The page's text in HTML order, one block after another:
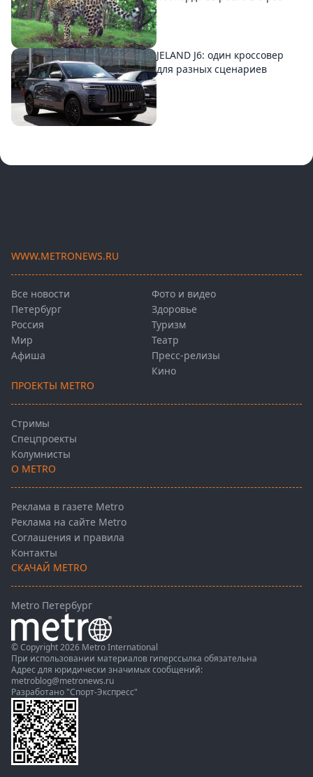
JELAND J6: один кроссовер
для разных сценариев
WWW.METRONEWS.RU
Все новости
Петербург
Россия
Мир
Афиша
Фото и видео
Здоровье
Туризм
Театр
Пресс-релизы
Кино
ПРОЕКТЫ METRO
Стримы
Спецпроекты
Колумнисты
О METRO
Реклама в газете Metro
Реклама на сайте Metro
Соглашения и правила
Контакты
СКАЧАЙ METRO
Metro Петербург
© Copyright 2026 Metro International
При использовании материалов гиперссылка обязательна
Адрес для юридически значимых сообщений:
metroblog@metronews.ru
Разработано "Спорт-Экспресс"